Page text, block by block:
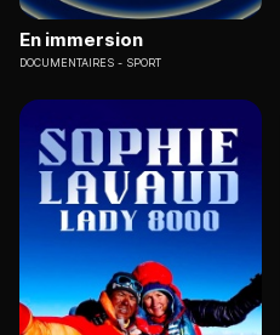
En immersion
DOCUMENTAIRES SPORT